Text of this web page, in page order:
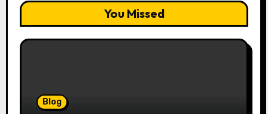
You Missed
Blog